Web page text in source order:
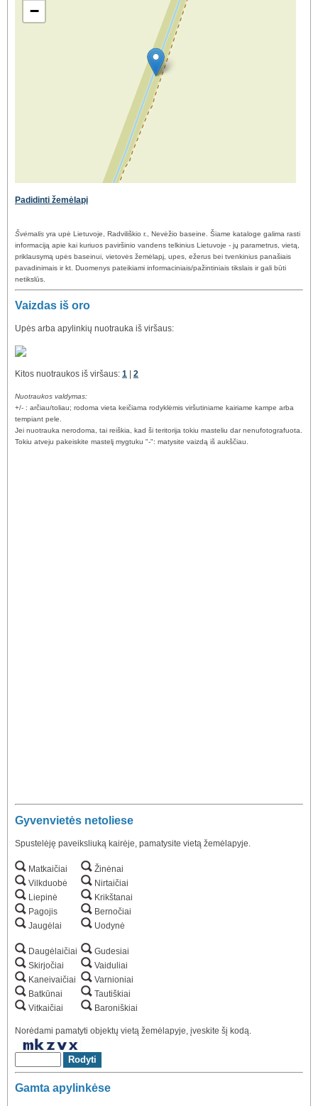
−
Padidinti žemėlapį
Švėmalis yra upė Lietuvoje, Radviliškio r., Nevėžio baseine. Šiame kataloge galima rasti
informaciją apie kai kuriuos paviršinio vandens telkinius Lietuvoje - jų parametrus, vietą,
priklausymą upės baseinui, vietovės žemėlapį, upes, ežerus bei tvenkinius panašiais
pavadinimais ir kt. Duomenys pateikiami informaciniais/pažintiniais tikslais ir gali būti
netikslūs.
Vaizdas iš oro
Upės arba apylinkių nuotrauka iš viršaus:
Kitos nuotraukos iš viršaus: 1 2
Nuotraukos valdymas:
+/- : arčiau/toliau; rodoma vieta keičiama rodyklėmis viršutiniame kairiame kampe arba
tempiant pele.
Jei nuotrauka nerodoma, tai reiškia, kad ši teritorija tokiu masteliu dar nenufotografuota.
Tokiu atveju pakeiskite mastelį mygtuku "-": matysite vaizdą iš aukščiau.
Gyvenvietės netoliese
Spustelėję paveiksliuką kairėje, pamatysite vietą žemėlapyje.
Matkaičiai
Vilkduobė
Liepinė
Pagojis
Jaugėlai
Daugėlaičiai
Skirjočiai
Kaneivaičiai
Batkūnai
Vitkaičiai
Žinėnai
Nirtaičiai
Krikštanai
Bernočiai
Uodynė
Gudesiai
Vaiduliai
Varnioniai
Tautiškiai
Baroniškiai
Norėdami pamatyti objektų vietą žemėlapyje, įveskite šį kodą.
Gamta apylinkėse